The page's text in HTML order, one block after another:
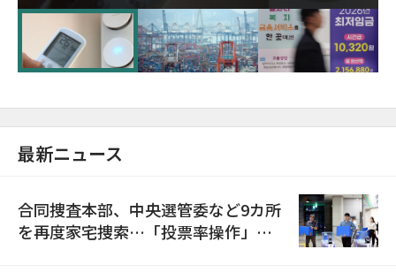
に需給対応体制を点検
最新ニュース
合同捜査本部、中央選管委など9カ所
を再度家宅捜索…「投票率操作」の